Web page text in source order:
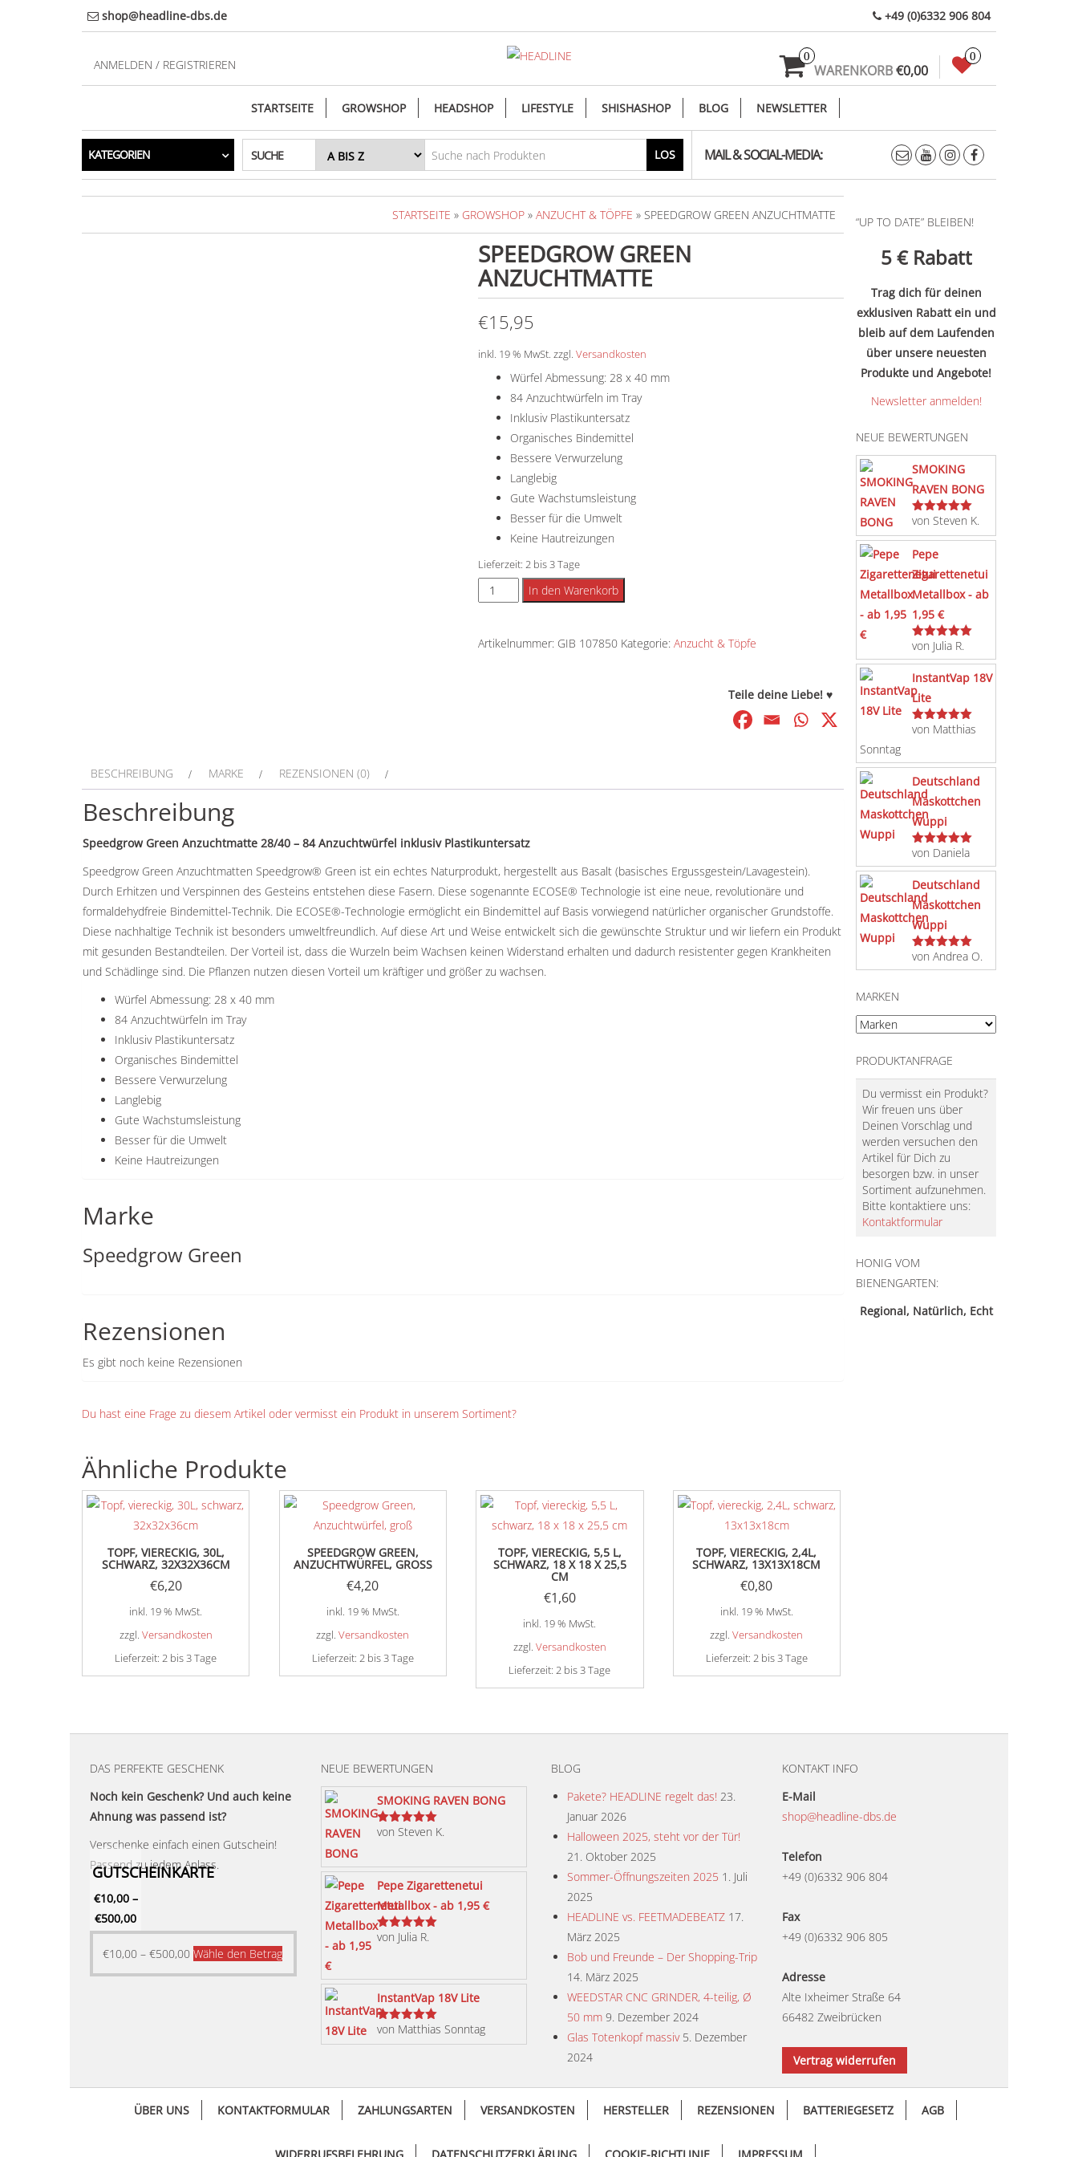
shop@headline-dbs.de +49 (0)6332 906 804
ANMELDEN / REGISTRIEREN
0
WARENKORB€0,00
0
STARTSEITE GROWSHOP HEADSHOP LIFESTYLE SHISHASHOP BLOG NEWSLETTER
KATEGORIEN SUCHE LOS MAIL & SOCIAL-MEDIA:
STARTSEITE » GROWSHOP » ANZUCHT & TÖPFE » SPEEDGROW GREEN ANZUCHTMATTE
SPEEDGROW GREEN
ANZUCHTMATTE
€15,95
inkl. 19 % MwSt. zzgl. Versandkosten
Würfel Abmessung: 28 x 40 mm
84 Anzuchtwürfeln im Tray
Inklusiv Plastikuntersatz
Organisches Bindemittel
Bessere Verwurzelung
Langlebig
Gute Wachstumsleistung
Besser für die Umwelt
Keine Hautreizungen
Lieferzeit: 2 bis 3 Tage
Speedgrow
Green
Menge
In den Warenkorb
Artikelnummer: GIB 107850 Kategorie: Anzucht & Töpfe
Teile deine Liebe! ♥
BESCHREIBUNG MARKE REZENSIONEN (0)
Beschreibung
Speedgrow Green Anzuchtmatte 28/40 – 84 Anzuchtwürfel inklusiv Plastikuntersatz
Speedgrow Green Anzuchtmatten Speedgrow® Green ist ein echtes Naturprodukt, hergestellt aus Basalt (basisches Ergussgestein/Lavagestein).
Durch Erhitzen und Verspinnen des Gesteins entstehen diese Fasern. Diese sogenannte ECOSE® Technologie ist eine neue, revolutionäre und
formaldehydfreie Bindemittel-Technik. Die ECOSE®-Technologie ermöglicht ein Bindemittel auf Basis vorwiegend natürlicher organischer Grundstoffe.
Diese nachhaltige Technik ist besonders umweltfreundlich. Auf diese Art und Weise entwickelt sich die gewünschte Struktur und wir liefern ein Produkt
mit gesunden Bestandteilen. Der Vorteil ist, dass die Wurzeln beim Wachsen keinen Widerstand erhalten und dadurch resistenter gegen Krankheiten
und Schädlinge sind. Die Pflanzen nutzen diesen Vorteil um kräftiger und größer zu wachsen.
Würfel Abmessung: 28 x 40 mm
84 Anzuchtwürfeln im Tray
Inklusiv Plastikuntersatz
Organisches Bindemittel
Bessere Verwurzelung
Langlebig
Gute Wachstumsleistung
Besser für die Umwelt
Keine Hautreizungen
Marke
Speedgrow Green
Rezensionen
Es gibt noch keine Rezensionen
Du hast eine Frage zu diesem Artikel oder vermisst ein Produkt in unserem Sortiment?
Ähnliche Produkte
TOPF, VIERECKIG, 30L,
SCHWARZ, 32X32X36CM
€6,20
inkl. 19 % MwSt.
zzgl. Versandkosten
Lieferzeit:2 bis 3 Tage
SPEEDGROW GREEN,
ANZUCHTWÜRFEL, GROSS
€4,20
inkl. 19 % MwSt.
zzgl.Versandkosten
Lieferzeit: 2 bis 3 Tage
TOPF, VIERECKIG, 5,5 L,
SCHWARZ, 18 X 18 X 25,5
CM
€1,60
inkl. 19 % MwSt.
zzgl. Versandkosten
Lieferzeit:2 bis 3 Tage
TOPF, VIERECKIG, 2,4L,
SCHWARZ, 13X13X18CM
€0,80
inkl. 19 % MwSt.
zzgl.Versandkosten
Lieferzeit: 2 bis 3 Tage
“UP TO DATE” BLEIBEN!
5 € Rabatt
Trag dich für deinen
exklusiven Rabatt ein und
bleib auf dem Laufenden
über unsere neuesten
Produkte und Angebote!
Newsletter anmelden!
NEUE BEWERTUNGEN
SMOKING
RAVEN BONG
Bewertet
mit5von 5
von Steven K.
Pepe
Zigarettenetui
Metallbox - ab
1,95 €
Bewertet
mit5von 5
von Julia R.
InstantVap 18V
Lite
Bewertet
von Matthias
Sonntag
Deutschland
Maskottchen
Wuppi
Bewertet
mit5von 5
von Daniela
Deutschland
Maskottchen
Wuppi
Bewertet
mit5von 5
von Andrea O.
MARKEN
PRODUKTANFRAGE
Du vermisst ein Produkt?
Wir freuen uns über
Deinen Vorschlag und
werden versuchen den
Artikel für Dich zu
besorgen bzw. in unser
Sortiment aufzunehmen.
Bitte kontaktiere uns:
Kontaktformular
HONIG VOM
BIENENGARTEN:
Regional, Natürlich, Echt
DAS PERFEKTE GESCHENK
Noch kein Geschenk? Und auch keine
Ahnung was passend ist?
Verschenke einfach einen Gutschein!
Passend zu jedem Anlass.
GUTSCHEINKARTE
€10,00–
€500,00
€10,00 – €500,00 Wähle den BetragDieses
Produkt
Varianten
Optionen
können
der
NEUE BEWERTUNGEN
SMOKING RAVEN BONG
Bewertet
von Steven K.
Pepe Zigarettenetui
Metallbox - ab 1,95 €
Bewertet
von Julia R.
InstantVap 18V Lite
Bewertet
mit5von 5
von Matthias Sonntag
BLOG
Pakete? HEADLINE regelt das! 23.
Januar 2026
Halloween 2025, steht vor der Tür!
21. Oktober 2025
Sommer-Öffnungszeiten 2025 1. Juli
2025
HEADLINE vs. FEETMADEBEATZ 17.
März 2025
Bob und Freunde – Der Shopping-Trip
14. März 2025
WEEDSTAR CNC GRINDER, 4-teilig, Ø
50 mm 9. Dezember 2024
Glas Totenkopf massiv 5. Dezember
2024
KONTAKT INFO
E-Mail
shop@headline-dbs.de
Telefon
+49 (0)6332 906 804
Fax
+49 (0)6332 906 805
Adresse
Alte Ixheimer Straße 64
66482 Zweibrücken
Vertrag widerrufen
ÜBER UNS KONTAKTFORMULAR ZAHLUNGSARTEN VERSANDKOSTEN HERSTELLER REZENSIONEN BATTERIEGESETZ AGB